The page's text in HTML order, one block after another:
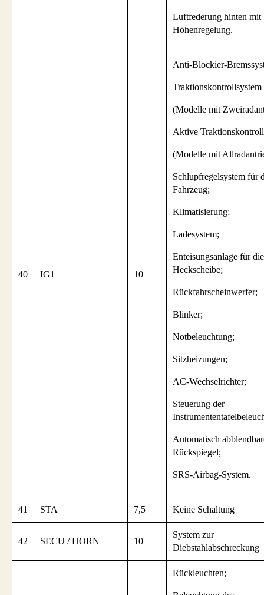
Luftfederung hinten mit
Höhenregelung.
40 IG1 10
Anti-Blockier-
Traktionskontrollsystem
(Modelle mit
Aktive
(Modelle mit
Schlupfregelsystem für
Fahrzeug;
Klimatisierung;
Ladesystem;
Enteisungsanlage für die
Heckscheibe;
Rückfahrscheinwerfer;
Blinker;
Notbeleuchtung;
Sitzheizungen;
AC-Wechselrichter;
Steuerung der
Automatisch
Rückspiegel;
SRS-Airbag-System.
41 STA 7,5 Keine Schaltung
42 SECU / HORN 10
System zur
Diebstahlabschreckung
Rückleuchten;